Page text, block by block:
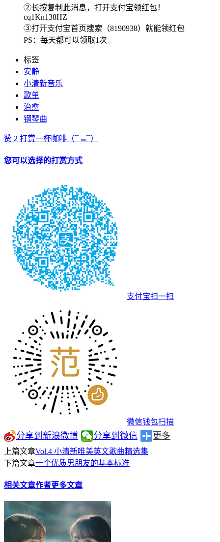
②长按复制此消息，打开支付宝领红包！
cq1Kn138HZ
③打开支付宝首页搜索（8190938）就能领红包
PS：每天都可以领取1次
标签
安静
小清新音乐
歌单
治愈
钢琴曲
赞 2 打赏一杯咖啡 （¯﹃¯）
您可以选择的打赏方式
支付宝扫一扫
微信钱包扫描
分享到新浪微博 分享到微信 更多
上篇文章Vol.4 小清新唯美英文歌曲精选集
下篇文章一个优质男朋友的基本标准
相关文章作者更多文章